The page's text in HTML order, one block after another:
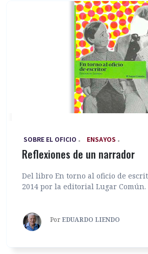
‎ SOBRE EL OFICIO ENSAYOS
Reflexiones de un narrador
Del libro En torno al oficio de
2014 por la editorial Lugar Común.
Por EDUARDO LIENDO